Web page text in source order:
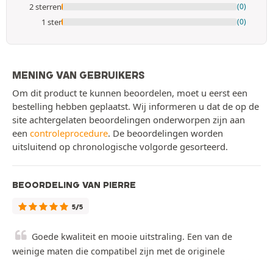
2 sterren (0)
1 ster (0)
MENING VAN GEBRUIKERS
Om dit product te kunnen beoordelen, moet u eerst een
bestelling hebben geplaatst. Wij informeren u dat de op de
site achtergelaten beoordelingen onderworpen zijn aan
een controleprocedure. De beoordelingen worden
uitsluitend op chronologische volgorde gesorteerd.
BEOORDELING VAN PIERRE
5/5
Goede kwaliteit en mooie uitstraling. Een van de
weinige maten die compatibel zijn met de originele